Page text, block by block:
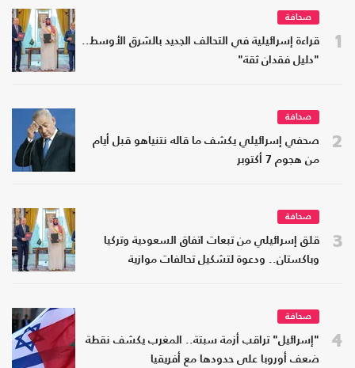
1
صحافة
قراءة إسرائيلية في التحالف الجديد بالشرق الأوسط..
"دليل فقدان ثقة"
2
صحافة
صحفي إسرائيلي يكشف ما قاله نتنياهو قبل أيام
من هجوم 7 أكتوبر
3
صحافة
قلق إسرائيلي من تبعات اتفاق السعودية وتركيا
وباكستان.. ودعوة لتشكيل تحالفات موازية
4
صحافة
"إسرائيل" تراقب أزمة سبتة.. المغرب يكشف نقطة
ضعف أوروبا على حدودها مع أفريقيا